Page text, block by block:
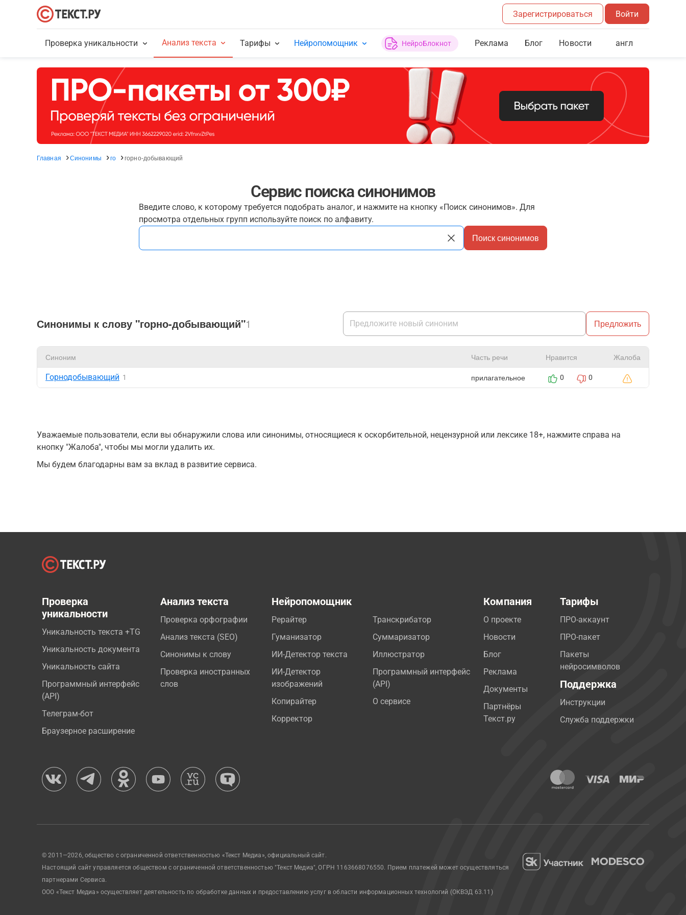
Зарегистрироваться Войти
Проверка уникальности Анализ текста Тарифы Нейропомощник НейроБлокнот Реклама Блог Новости англ
Главная Синонимы го горно-добывающий
Сервис поиска синонимов
Введите слово, к которому требуется подобрать аналог, и нажмите на кнопку «Поиск синонимов». Для
просмотра отдельных групп используйте поиск по алфавиту.
Поиск синонимов
Синонимы к слову "горно-добывающий"1 Предложить
Синоним Часть речи Нравится Жалоба
Горнодобывающий 1 прилагательное 0 0
Уважаемые пользователи, если вы обнаружили слова или синонимы, относящиеся к оскорбительной, нецензурной или лексике 18+, нажмите справа на
кнопку "Жалоба", чтобы мы могли удалить их.
Мы будем благодарны вам за вклад в развитие сервиса.
Проверка
уникальности
Уникальность текста +TG
Уникальность документа
Уникальность сайта
Программный интерфейс
(API)
Телеграм-бот
Браузерное расширение
Анализ текста
Проверка орфографии
Анализ текста (SEO)
Синонимы к слову
Проверка иностранных
слов
Нейропомощник
Рерайтер
Гуманизатор
ИИ-Детектор текста
ИИ-Детектор
изображений
Копирайтер
Корректор
Транскрибатор
Суммаризатор
Иллюстратор
Программный интерфейс
(API)
О сервисе
Компания
О проекте
Новости
Блог
Реклама
Документы
Партнёры
Текст.ру
Тарифы
ПРО-аккаунт
ПРО-пакет
Пакеты
нейросимволов
Поддержка
Инструкции
Служба поддержки
© 2011—2026, общество с ограниченной ответственностью «Текст Медиа», официальный сайт.
Настоящий сайт управляется обществом с ограниченной ответственностью "Текст Медиа", ОГРН 1163668076550. Прием платежей может осуществляться
партнерами Сервиса.
ООО «Текст Медиа» осуществляет деятельность по обработке данных и предоставлению услуг в области информационных технологий (ОКВЭД 63.11)